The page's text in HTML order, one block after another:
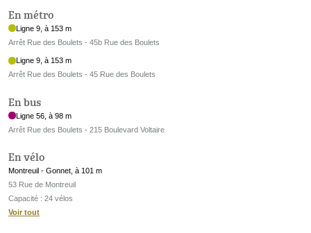
En métro
Ligne 9, à 153 m
Arrêt Rue des Boulets - 45b Rue des Boulets
Ligne 9, à 153 m
Arrêt Rue des Boulets - 45 Rue des Boulets
En bus
Ligne 56, à 98 m
Arrêt Rue des Boulets - 215 Boulevard Voltaire
En vélo
Montreuil - Gonnet, à 101 m
53 Rue de Montreuil
Capacité : 24 vélos
Voir tout